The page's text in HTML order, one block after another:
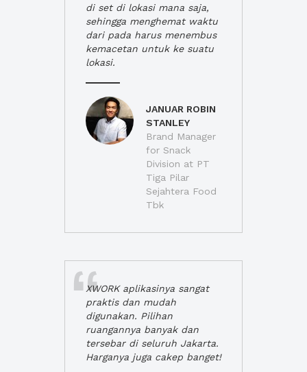
di set di lokasi mana saja,
sehingga menghemat waktu
dari pada harus menembus
kemacetan untuk ke suatu
lokasi.
JANUAR ROBIN
STANLEY
Brand Manager
for Snack
Division at PT
Tiga Pilar
Sejahtera Food
Tbk
XWORK aplikasinya sangat
praktis dan mudah
digunakan. Pilihan
ruangannya banyak dan
tersebar di seluruh Jakarta.
Harganya juga cakep banget!